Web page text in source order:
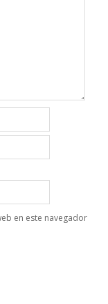
en este navegador